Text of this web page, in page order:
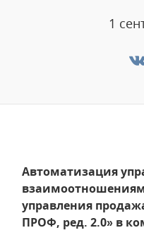
1
Автоматизация
управления
ПРОФ, ред. 2.0» в